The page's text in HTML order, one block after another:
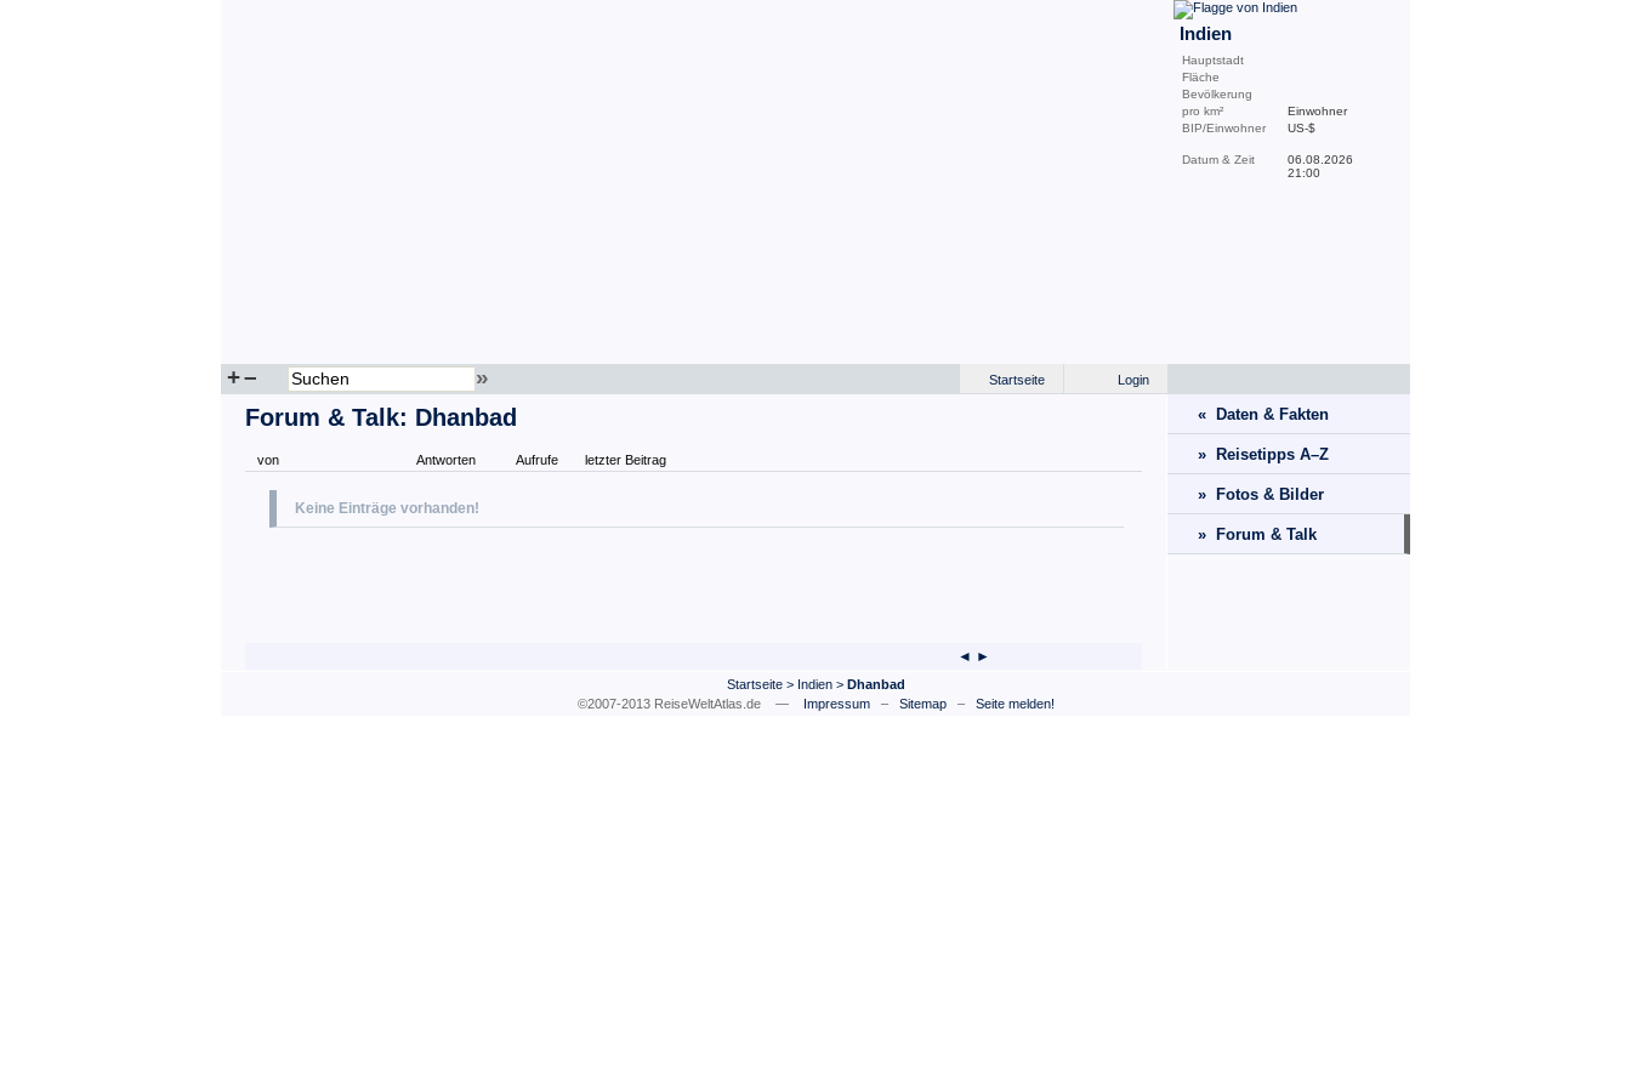
Indien
Hauptstadt
Fläche
Bevölkerung
pro km²
Einwohner
BIP/Einwohner
US-$
Datum & Zeit
06.08.2026
21:00
+– » Login
Startseite
Forum & Talk: Dhanbad
von Antworten Aufrufe letzter Beitrag
Keine Einträge vorhanden!
◄ ►
« Daten & Fakten
» Reisetipps A–Z
» Fotos & Bilder
» Forum & Talk
Startseite> Indien> Dhanbad
©2007-2013 ReiseWeltAtlas.de —
Impressum– Sitemap– Seite melden!